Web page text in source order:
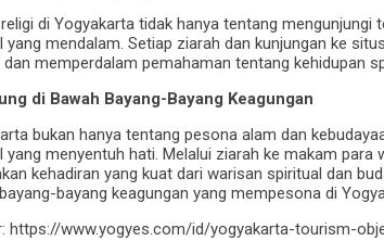
di Yogyakarta tidak hanya tentang
yang mendalam. Setiap ziarah dan kunjungan ke
dan memperdalam pemahaman tentang kehidupan
di Bawah Bayang-Bayang Keagungan
bukan hanya tentang pesona alam dan
yang menyentuh hati. Melalui ziarah ke makam
kehadiran yang kuat dari warisan spiritual dan
bayang keagungan yang mempesona di
https://www.yogyes.com/id/yogyakarta-tourism-